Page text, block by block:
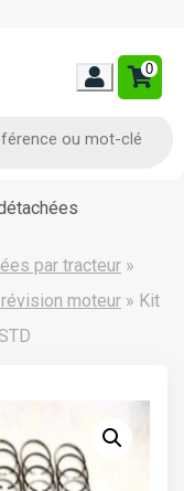
0
par tracteur »
moteur » Kit